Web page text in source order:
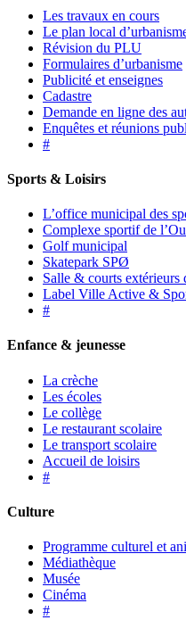
Les travaux en cours
Le plan local
Révision du PLU
Formulaires d’urbanisme
Publicité et enseignes
Cadastre
Demande en ligne des
Enquêtes et réunions
#
Sports & Loisirs
L’office municipal des
Complexe sportif de
Golf municipal
Skatepark SPØ
Salle & courts extérieurs
Label Ville Active &
#
Enfance & jeunesse
La crèche
Les écoles
Le collège
Le restaurant scolaire
Le transport scolaire
Accueil de loisirs
#
Culture
Programme culturel et
Médiathèque
Musée
Cinéma
#